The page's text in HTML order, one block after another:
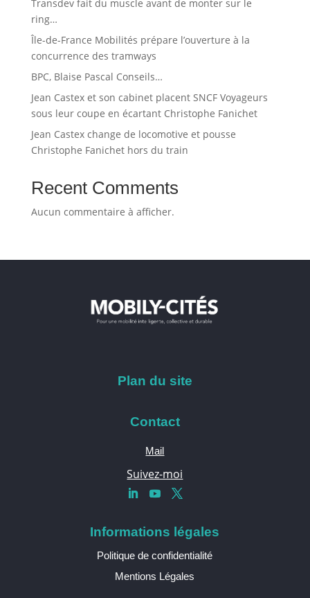
Transdev fait du muscle avant de monter sur le
ring…
Île-de-France Mobilités prépare l’ouverture à la
concurrence des tramways
BPC, Blaise Pascal Conseils…
Jean Castex et son cabinet placent SNCF Voyageurs
sous leur coupe en écartant Christophe Fanichet
Jean Castex change de locomotive et pousse
Christophe Fanichet hors du train
Recent Comments
Aucun commentaire à afficher.
Plan du site
Contact
Mail
Suivez-moi
Informations légales
Politique de confidentialité
Mentions Légales